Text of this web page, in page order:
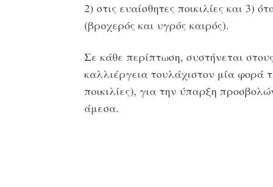
2) στις ευαίσθητες ποικιλίες και 3)
(βροχερός και υγρός καιρός).
Σε κάθε περίπτωση, συστήνεται
καλλιέργεια τουλάχιστον μία φορά
ποικιλίες), για την ύπαρξη
άμεσα.